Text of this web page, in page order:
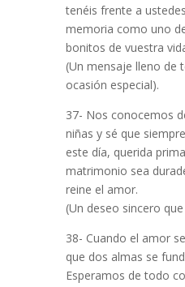
tenéis frente a
memoria como uno
bonitos de vuestra
(Un mensaje lleno de
ocasión especial).
37- Nos conocemos
niñas y sé que
este día, querida
matrimonio sea
reine el amor.
(Un deseo sincero
38- Cuando el amor
que dos almas se
Esperamos de todo